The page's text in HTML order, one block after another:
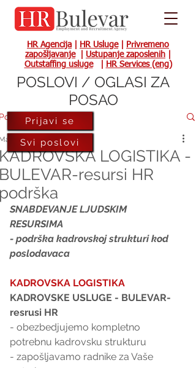
HR Agencija HR Usluge|
Privremeno
zapošljavanje| Ustupanje zaposlenih
Outstaffing usluge| HR Services (eng)
LOGISTIKA -
resursi HR
15, 2014
SNABDEVANJE LJUDSKIM
RESURSIMA
- podrška kadrovskoj strukturi kod
poslodavaca
KADROVSKA LOGISTIKA
KADROVSKE USLUGE - BULEVAR-
resrusi HR
- obezbedjujemo kompletno
potrebnu kadrovsku strukturu
- zapošljavamo radnike za Vaše
Prijavi se
Svi poslovi
POSLOVI / OGLASI ZA
POSAO